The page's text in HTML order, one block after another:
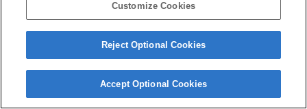
Customize Cookies
Reject Optional Cookies
Accept Optional Cookies